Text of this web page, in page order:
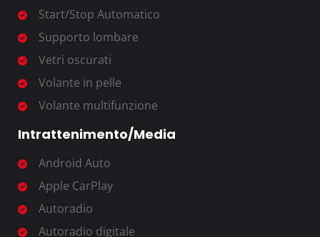
Start/Stop Automatico
Supporto lombare
Vetri oscurati
Volante in pelle
Volante multifunzione
Intrattenimento/Media
Android Auto
Apple CarPlay
Autoradio
Autoradio digitale